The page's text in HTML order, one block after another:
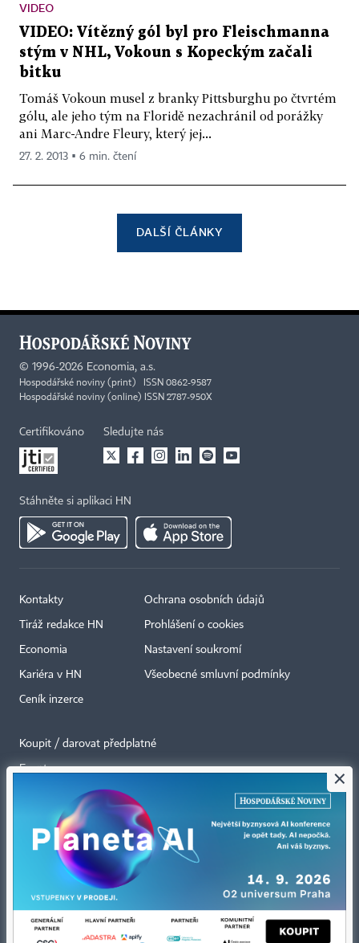
VIDEO
VIDEO: Vítězný gól byl pro Fleischmanna
stým v NHL, Vokoun s Kopeckým začali
bitku
Tomáš Vokoun musel z branky Pittsburghu po čtvrtém
gólu, ale jeho tým na Floridě nezachránil od porážky
ani Marc-Andre Fleury, který jej...
27. 2. 2013 ▪ 6 min. čtení
DALŠÍ ČLÁNKY
© 1996-2026 Economia, a.s.
Hospodářské noviny (print) ISSN 0862-9587
Hospodářské noviny (online) ISSN 2787-950X
Certifikováno Sledujte nás
Stáhněte si aplikaci HN
Kontakty
Tiráž redakce HN
Economia
Kariéra v HN
Ceník inzerce
Ochrana osobních údajů
Prohlášení o cookies
Nastavení soukromí
Všeobecné smluvní podmínky
Koupit / darovat předplatné
Eventy
RSS kanály
Autorská práva vykonává vydavatel. Bez písemného svolení vydavatele je
zakázáno jakékoli užití částí nebo celku díla, zejména rozmnožování a šíření
jiném jazyce. Bez souhlasu vydavatele je zakázáno též rozmnožování
obsahu pro účely automatizované analýzy textů nebo dat
×